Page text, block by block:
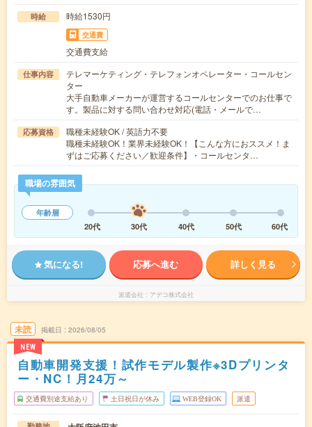
時給 時給1530円
交通費
交通費支給
仕事内容
テレマーケティング・テレフォンオペレーター・コールセン
ター
大手自動車メーカーが運営するコールセンターでのお仕事で
す。製品に対する問い合わせ対応(電話・メールで…
応募資格
職種未経験OK / 英語力不要
職種未経験OK！業界未経験OK！【こんな方におススメ！ま
ずはご応募ください／歓迎条件】・コールセンタ…
職場の雰囲気
年齢層
20代
30代 40代 50代 60代
気になる! 応募へ進む 詳しく見る
派遣会社 アデコ株式会社
未読
NEW
掲載日 2026/08/05
自動車開発支援！試作モデル製作※3Dプリンタ
ー・NC！月24万～
交通費別途支給あり 土日祝日が休み WEB登録OK 派遣